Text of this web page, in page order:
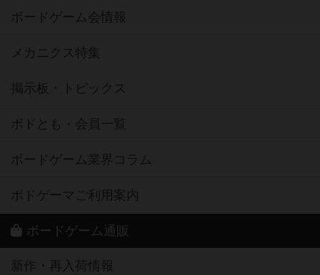
ボードゲーム会情報
メカニクス特集
掲示板・トピックス
ボドとも・会員一覧
ボードゲーム業界コラム
ボドゲーマご利用案内
ボードゲーム通販
新作・再入荷情報